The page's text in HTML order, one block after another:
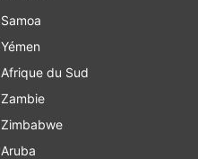
Samoa
Yémen
Afrique du Sud
Zambie
Zimbabwe
Aruba